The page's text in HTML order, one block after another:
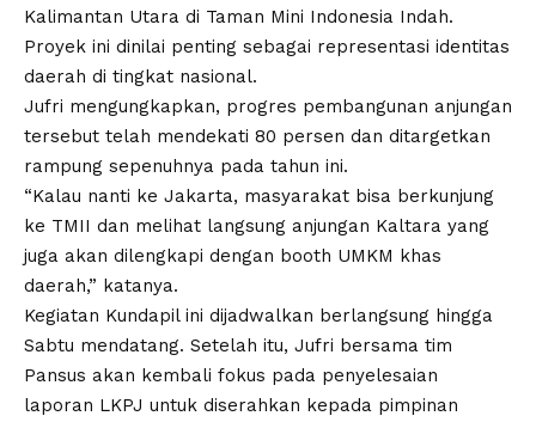
Kalimantan Utara di Taman Mini Indonesia Indah.
Proyek ini dinilai penting sebagai representasi identitas
daerah di tingkat nasional.
Jufri mengungkapkan, progres pembangunan anjungan
tersebut telah mendekati 80 persen dan ditargetkan
rampung sepenuhnya pada tahun ini.
“Kalau nanti ke Jakarta, masyarakat bisa berkunjung
ke TMII dan melihat langsung anjungan Kaltara yang
juga akan dilengkapi dengan booth UMKM khas
daerah,” katanya.
Kegiatan Kundapil ini dijadwalkan berlangsung hingga
Sabtu mendatang. Setelah itu, Jufri bersama tim
Pansus akan kembali fokus pada penyelesaian
laporan LKPJ untuk diserahkan kepada pimpinan